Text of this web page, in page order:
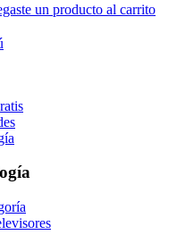
un producto al carrito